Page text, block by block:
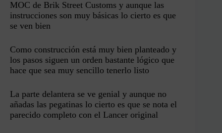
MOC de Brik Street Customs y aunque las
instrucciones son muy básicas lo cierto es que
se ven bien
Como construcción está muy bien planteado y
los pasos siguen un orden bastante lógico que
hace que sea muy sencillo tenerlo listo
La parte delantera se ve genial y aunque no
añadas las pegatinas lo cierto es que se nota el
parecido completo con el Lancer original